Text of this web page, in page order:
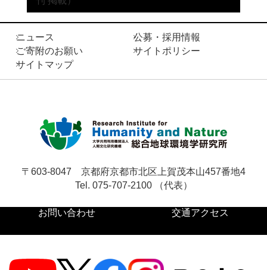
サ
ニュース
公募・採用情報
ご寄附のお願い
サイトポリシー
サイトマップ
〒603-8047 京都府京都市北区上賀茂本山457番地4
Tel. 075-707-2100 （代表）
お問い合わせ 交通アクセス